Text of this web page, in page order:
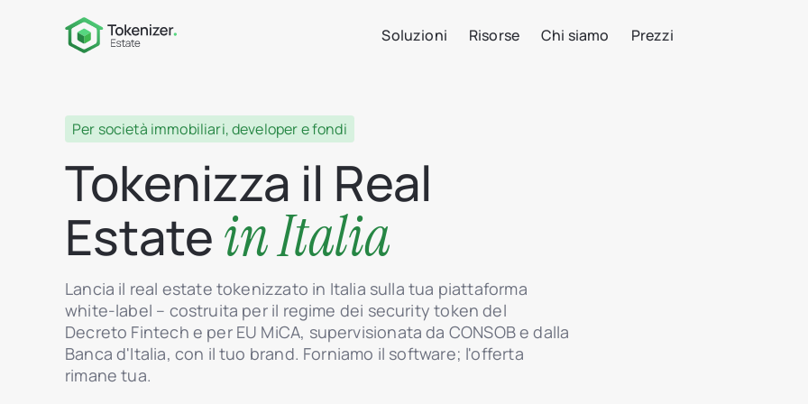
Soluzioni Risorse Chi siamo Prezzi
Per società immobiliari, developer e fondi
Tokenizza il Real
Estatein Italia
Lancia il real estate tokenizzato in Italia sulla tua piattaforma
white-label – costruita per il regime dei security token del
Decreto Fintech e per EU MiCA, supervisionata da CONSOB e dalla
Banca d'Italia, con il tuo brand. Forniamo il software; l'offerta
rimane tua.